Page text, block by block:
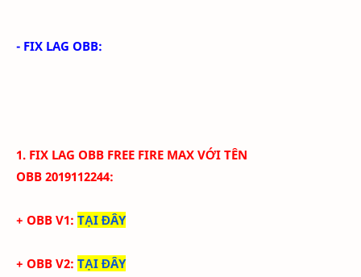
- FIX LAG OBB:
1. FIX LAG OBB FREE FIRE MAX VỚI TÊN
OBB 2019112244:
+ OBB V1: TẠI ĐÂY
+ OBB V2: TẠI ĐÂY